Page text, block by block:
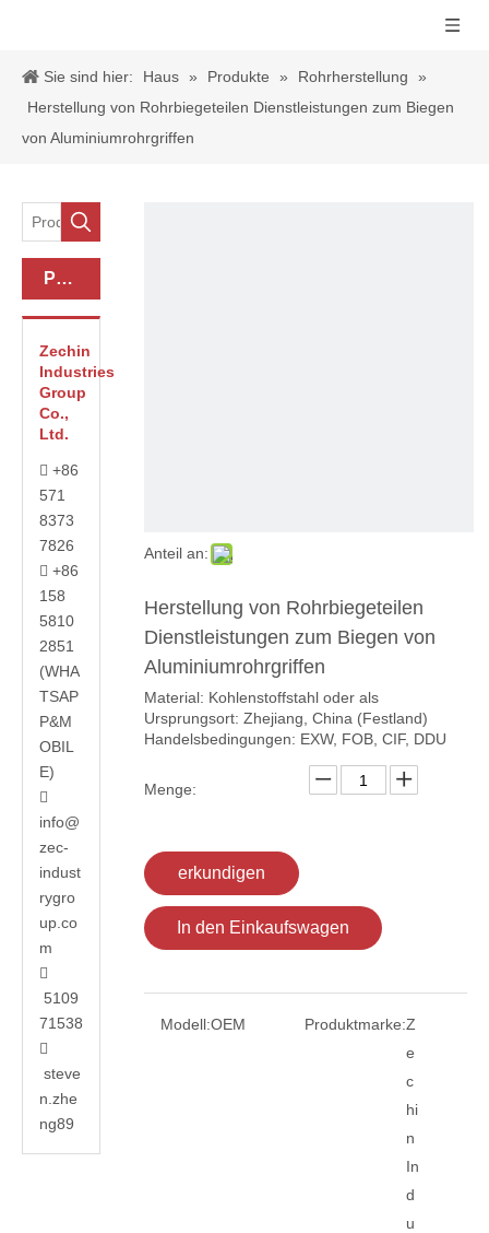
Sie sind hier: Haus » Produkte » Rohrherstellung
»
Herstellung von Rohrbiegeteilen Dienstleistungen zum Biegen
von Aluminiumrohrgriffen
Produkt-Kategorie
Zechin
Industries
Group
Co.,
Ltd.
 +86
571
8373
7826
 +86
158
5810
2851
(WHA
TSAP
P&M
OBIL
E)

info@
zec-
indust
rygro
up.co
m

5109
71538

steve
n.zhe
ng89
Anteil an:
Herstellung von Rohrbiegeteilen
Dienstleistungen zum Biegen von
Aluminiumrohrgriffen
Material: Kohlenstoffstahl oder als
Ursprungsort: Zhejiang, China (Festland)
Handelsbedingungen: EXW, FOB, CIF, DDU
Menge:
erkundigen
In den Einkaufswagen
Modell:OEM Produktmarke:Z
e
c
hi
n
In
d
u